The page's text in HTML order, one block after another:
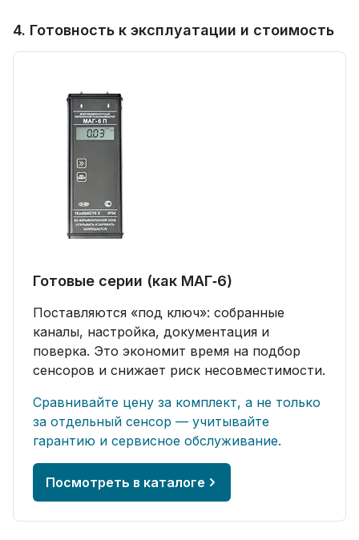
4. Готовность к эксплуатации и стоимость
Готовые серии (как МАГ‑6)
Поставляются «под ключ»: собранные
каналы, настройка, документация и
поверка. Это экономит время на подбор
сенсоров и снижает риск несовместимости.
Сравнивайте цену за комплект, а не только
за отдельный сенсор — учитывайте
гарантию и сервисное обслуживание.
Посмотреть в каталоге